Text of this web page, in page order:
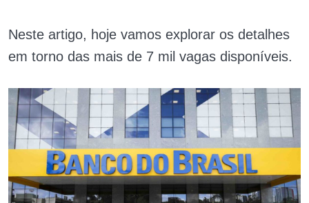
Neste artigo, hoje vamos explorar os detalhes
em torno das mais de 7 mil vagas disponíveis.